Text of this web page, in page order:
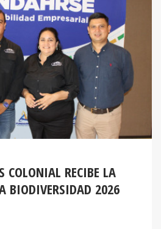
COLONIAL RECIBE LA
BIODIVERSIDAD 2026